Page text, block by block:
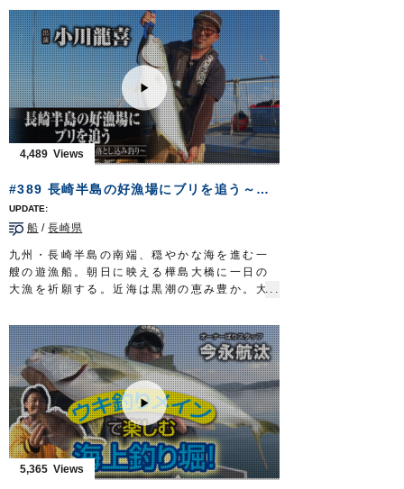
潮の状況を読み、良型チヌを連発！
■使用鈎…サスガチヌ、インブライトチヌ
■取材協力…尾鷲市/川端渡船様
フィッシングマスター 三重テレビ放送 毎
週金曜日 23時～23時15分
http://creativeoffice-chie.com/
OWNERMOVIEhttp://ownertv.jp/
オーナーばりwebsite
http://www.owner.co.jp
4,489
#389 長崎半島の好漁場にブリを追う～ライトタックルを駆使する落とし込み釣り～
船 /長崎県
九州・長崎半島の南端、穏やかな海を進む一
艘の遊漁船。朝日に映える樺島大橋に一日の
大漁を祈願する。近海は黒潮の恵み豊か。大
玄界灘発祥の落とし込み釣りで挑むのは、野
母崎樺島町に生まれ育った小川龍喜さん。漁
師の顔を持つ海の男だ。
ターゲットはブリ。１０キロ超えの大物を、
ライトタックルを駆使し釣り上げる。
読みと勘。そして、テクニックを要する奥深
きゲーム。
勝負の行方や、如何に…
タックル
竿：ライトジギング用ロッド 5ft10in
5,365